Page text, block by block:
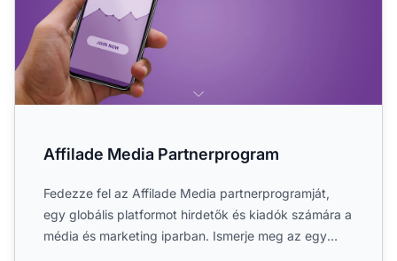
Affilade Media Partnerprogram
Fedezze fel az Affilade Media partnerprogramját,
egy globális platformot hirdetők és kiadók számára a
média és marketing iparban. Ismerje meg az egy